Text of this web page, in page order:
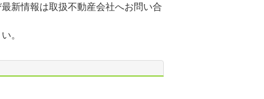
新情報は取扱不動産会社へお問い合
。